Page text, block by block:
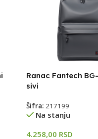
Ranac Fantech
sivi
Šifra: 217199
Na stanju
4.258,00 RSD